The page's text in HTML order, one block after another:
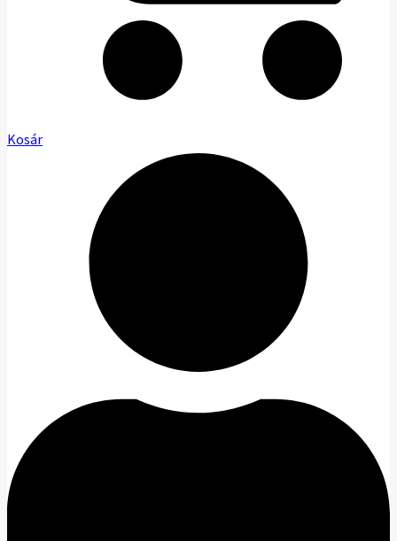
Kosár